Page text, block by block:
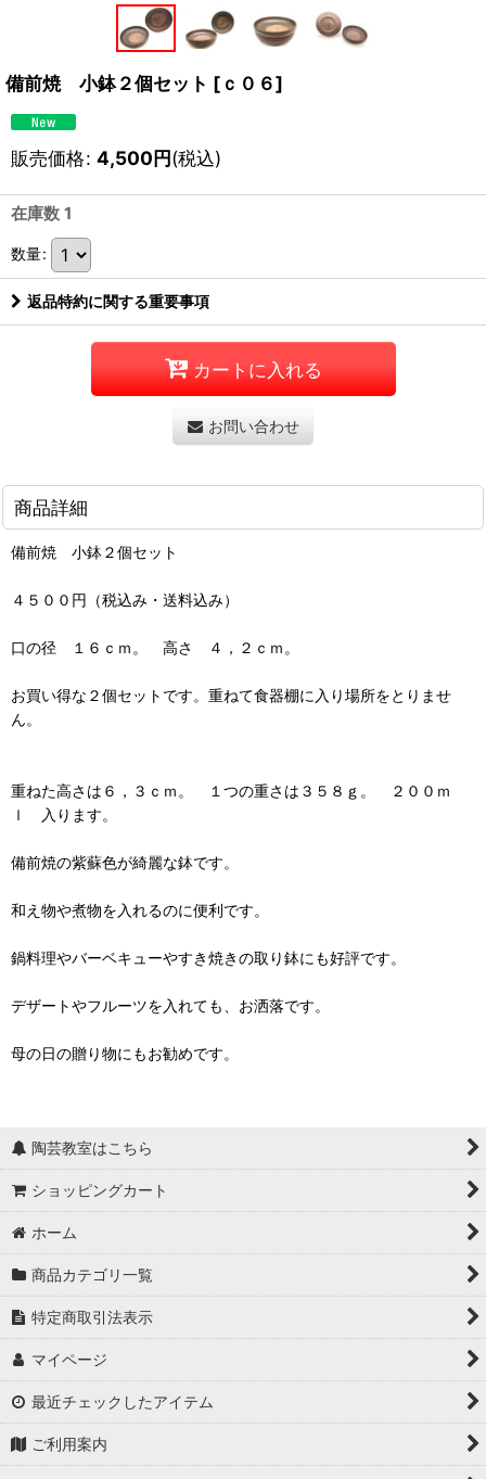
備前焼 小鉢２個セット [ ｃ０６]
販売価格: 4,500円(税込)
在庫数 1
数量:
返品特約に関する重要事項
カートに入れる
お問い合わせ
商品詳細
備前焼 小鉢２個セット
４５００円（税込み・送料込み）
口の径 １６ｃｍ。 高さ ４，２ｃｍ。
お買い得な２個セットです。重ねて食器棚に入り場所をとりませ
ん。
重ねた高さは６，３ｃｍ。 １つの重さは３５８ｇ。 ２００ｍ
ｌ 入ります。
備前焼の紫蘇色が綺麗な鉢です。
和え物や煮物を入れるのに便利です。
鍋料理やバーベキューやすき焼きの取り鉢にも好評です。
デザートやフルーツを入れても、お洒落です。
母の日の贈り物にもお勧めです。
陶芸教室はこちら
ショッピングカート
ホーム
商品カテゴリ一覧
特定商取引法表示
マイページ
最近チェックしたアイテム
ご利用案内